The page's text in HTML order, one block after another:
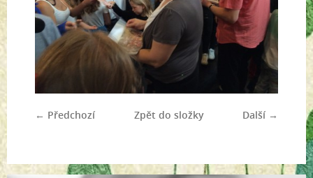
← Předchozí Další →
Zpět do složky